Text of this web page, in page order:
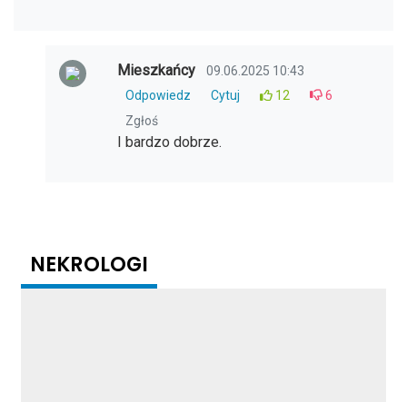
Mieszkańcy
09.06.2025 10:43
Odpowiedz
Cytuj 12
6
Zgłoś
I bardzo dobrze.
NEKROLOGI